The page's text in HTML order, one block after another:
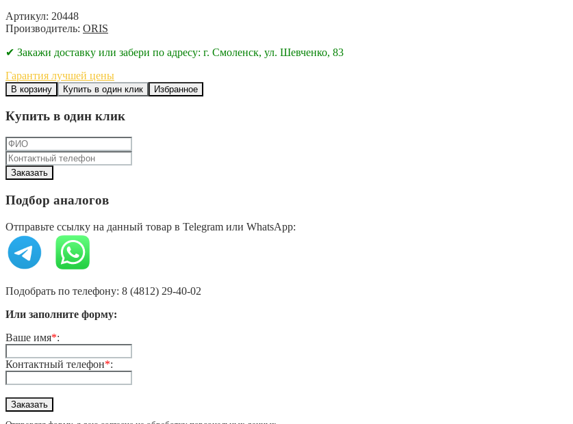
Артикул: 20448
Производитель: ORIS
✔ Закажи доставку или забери по адресу: г. Смоленск, ул. Шевченко, 83
Гарантия лучшей цены
В корзину Купить в один клик Избранное
Купить в один клик
Подбор аналогов
Отправьте ссылку на данный товар в Telegram или WhatsApp:
Подобрать по телефону: 8 (4812) 29-40-02
Или заполните форму:
Ваше имя*:
Контактный телефон*: